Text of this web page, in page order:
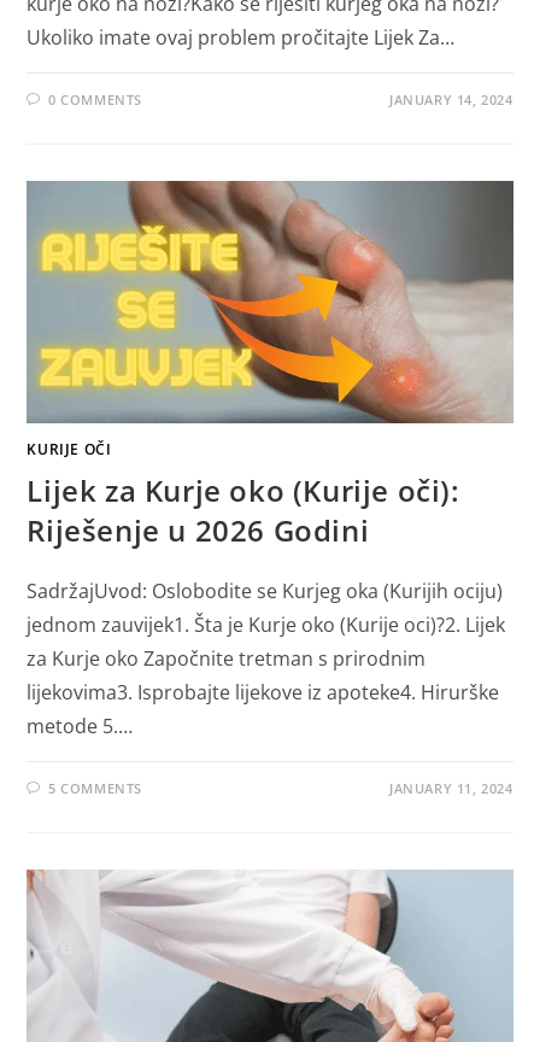
Ukoliko imate ovaj problem pročitajte Lijek Za…
0 COMMENTS JANUARY 14, 2024
KURIJE OČI
Lijek za Kurje oko (Kurije oči):
Riješenje u 2026 Godini
SadržajUvod: Oslobodite se Kurjeg oka (Kurijih ociju)
jednom zauvijek1. Šta je Kurje oko (Kurije oci)?2. Lijek
za Kurje oko Započnite tretman s prirodnim
lijekovima3. Isprobajte lijekove iz apoteke4. Hirurške
metode 5.…
5 COMMENTS JANUARY 11, 2024